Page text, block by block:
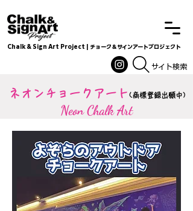
Chalk & Sign Art Project | チョーク＆サインアートプロジェクト
​​​サイト検索
ネオンチョークアート (商標登録出願中)
Neon Chalk Art